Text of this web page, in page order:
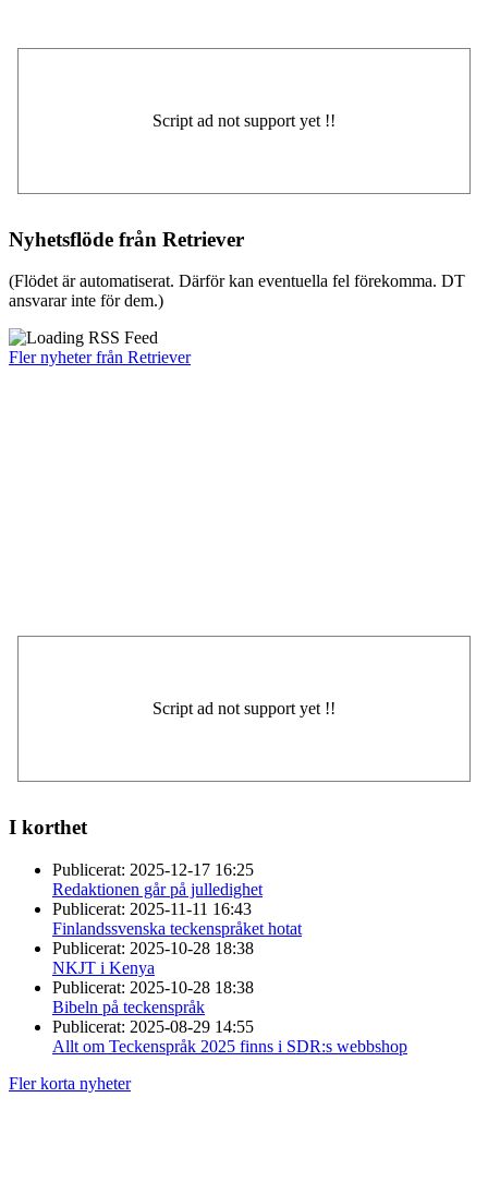
Nyhetsflöde från Retriever
(Flödet är automatiserat. Därför kan eventuella fel förekomma. DT
ansvarar inte för dem.)
Fler nyheter från Retriever
I korthet
Publicerat: 2025-12-17 16:25
Redaktionen går på julledighet
Publicerat: 2025-11-11 16:43
Finlandssvenska teckenspråket hotat
Publicerat: 2025-10-28 18:38
NKJT i Kenya
Publicerat: 2025-10-28 18:38
Bibeln på teckenspråk
Publicerat: 2025-08-29 14:55
Allt om Teckenspråk 2025 finns i SDR:s webbshop
Fler korta nyheter